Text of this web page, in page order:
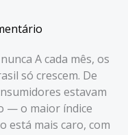
A cada mês, os
só crescem. De
estavam
— o maior índice
está mais caro, com